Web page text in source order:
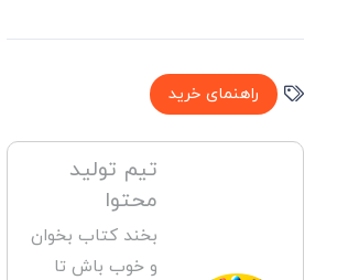
راهنمای خرید
تیم تولید
محتوا
بخند کتاب بخوان
و خوب باش تا